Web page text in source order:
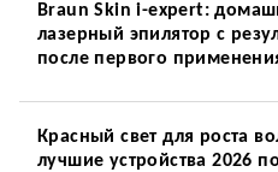
Braun Skin i-expert:
лазерный эпилятор с
после первого
Красный свет для роста
лучшие устройства 2026